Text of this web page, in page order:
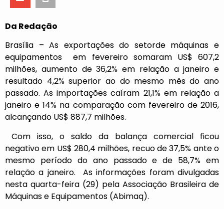
Da Redação
Brasília – As exportações do setorde máquinas e
equipamentos em fevereiro somaram US$ 607,2
milhões, aumento de 36,2% em relação a janeiro e
resultado 4,2% superior ao do mesmo mês do ano
passado. As importações caíram 21,1% em relação a
janeiro e 14% na comparação com fevereiro de 2016,
alcançando US$ 887,7 milhões.
Com isso, o saldo da balança comercial ficou
negativo em US$ 280,4 milhões, recuo de 37,5% ante o
mesmo período do ano passado e de 58,7% em
relação a janeiro. As informações foram divulgadas
nesta quarta-feira (29) pela Associação Brasileira de
Máquinas e Equipamentos (Abimaq).